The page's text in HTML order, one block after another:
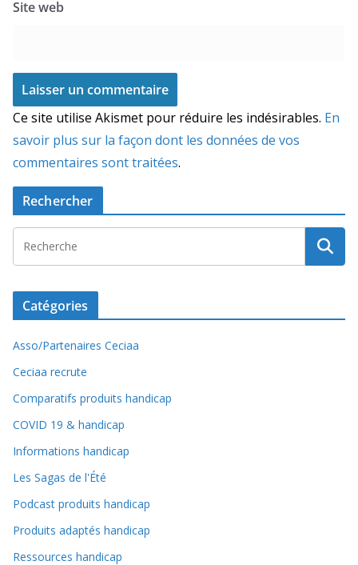
Site web
Ce site utilise Akismet pour réduire les indésirables. En
savoir plus sur la façon dont les données de vos
commentaires sont traitées.
Rechercher
Catégories
Asso/Partenaires Ceciaa
Ceciaa recrute
Comparatifs produits handicap
COVID 19 & handicap
Informations handicap
Les Sagas de l'Été
Podcast produits handicap
Produits adaptés handicap
Ressources handicap